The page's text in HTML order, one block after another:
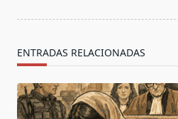
ENTRADAS RELACIONADAS